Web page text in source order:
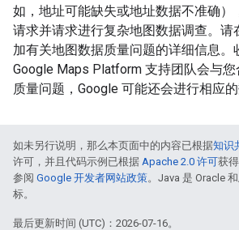
如，地址可能缺失或地址数据不准确）
请求并请求进行复杂地图数据调查。请
加有关地图数据质量问题的详细信息。
Google Maps Platform 支持团队会与
质量问题，Google 可能还会进行相应的
如未另行说明，那么本页面中的内容已根据知识
许可，并且代码示例已根据 Apache 2.0 许可获
参阅 Google 开发者网站政策。Java 是 Oracle
标。
最后更新时间 (UTC)：2026-07-16。